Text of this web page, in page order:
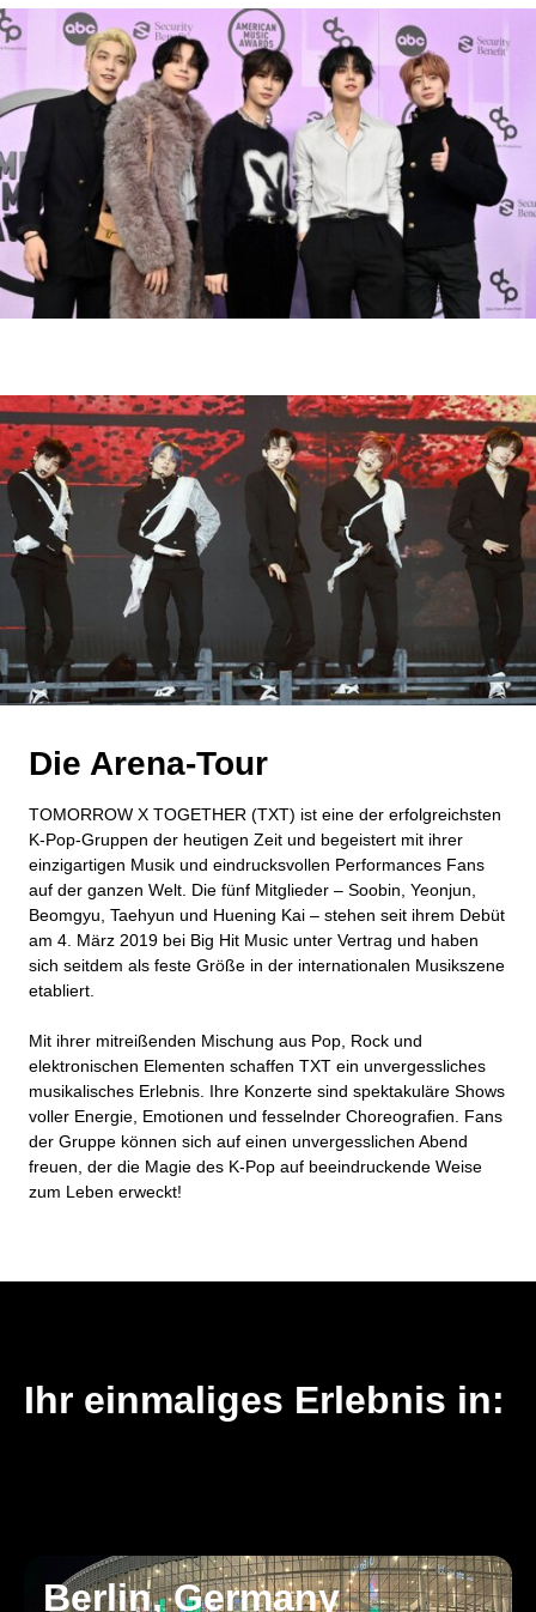
Die Arena-Tour
TOMORROW X TOGETHER (TXT) ist eine der erfolgreichsten
K-Pop-Gruppen der heutigen Zeit und begeistert mit ihrer
einzigartigen Musik und eindrucksvollen Performances Fans
auf der ganzen Welt. Die fünf Mitglieder – Soobin, Yeonjun,
Beomgyu, Taehyun und Huening Kai – stehen seit ihrem Debüt
am 4. März 2019 bei Big Hit Music unter Vertrag und haben
sich seitdem als feste Größe in der internationalen Musikszene
etabliert.
Mit ihrer mitreißenden Mischung aus Pop, Rock und
elektronischen Elementen schaffen TXT ein unvergessliches
musikalisches Erlebnis. Ihre Konzerte sind spektakuläre Shows
voller Energie, Emotionen und fesselnder Choreografien. Fans
der Gruppe können sich auf einen unvergesslichen Abend
freuen, der die Magie des K-Pop auf beeindruckende Weise
zum Leben erweckt!
Ihr einmaliges Erlebnis in:
Berlin, Germany